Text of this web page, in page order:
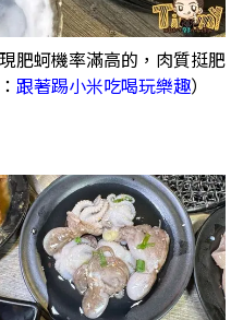
肥蚵機率滿高的，肉質挺肥
跟著踢小米吃喝玩樂趣）